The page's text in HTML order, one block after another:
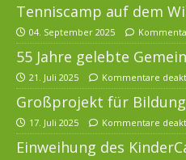
Tenniscamp auf dem
04. September 2025
55 Jahre gelebte
21. Juli 2025 Kommentare
Großprojekt für
17. Juli 2025 Kommentare
Einweihung des